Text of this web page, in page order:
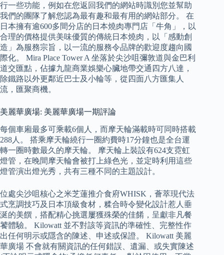
行一些功能，例如在您返回我們的網站時識別您並幫助
我們的團隊了解您認為最有趣和最有用的網站部分。 在
日本擁有逾600多間分店的日本燒肉專門店「牛角」，以
合理的價格提供美味優質的傳統日本燒肉，以「感動創
造」為服務宗旨，以一流的服務令品牌的歡迎度趨向國
際化。 Mira Place Tower A 坐落於尖沙咀彌敦道與金巴利
道交匯點，佔據九龍商業娛樂心臟地帶交通四方八達，
除鐵路以外更鄰近巴士及小輪等，從四面八方匯集人
流，匯聚商機。
美麗華廣場: 美麗華廣場一期評論
每個車廂最多可乘載6個人，而摩天輪滿載時可同時搭載
288人。 搭乘摩天輪繞行一圈約費時17分鐘也是全台運
轉一圈時數最久的摩天輪。 摩天輪上裝設有624支霓虹
燈管，在晚間摩天輪會被打上綠色光，並定時利用這些
燈管演出燈光秀，共有三種不同的主題設計。
位處尖沙咀核心之米芝蓮推介食府WHISK，薈萃現代法
式烹調技巧及日本頂級食材，糅合時令變化設計惹人垂
涎的美饌，搭配精心挑選屢獲殊榮的佳餚，呈獻非凡餐
饕體驗。 Kilowatt 並不對該等資訊的準確性、完整性作
出任何明示或隱含的陳述、申述或保證。 Kilowatt 美麗
華廣場 不會就有關資訊的任何錯誤、遺漏、或失實陳述